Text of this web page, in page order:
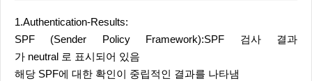
1.Authentication-Results:
SPF (Sender Policy Framework):SPF 검사 결과
가 neutral 로 표시되어 있음
해당 SPF에 대한 확인이 중립적인 결과를 나타냄